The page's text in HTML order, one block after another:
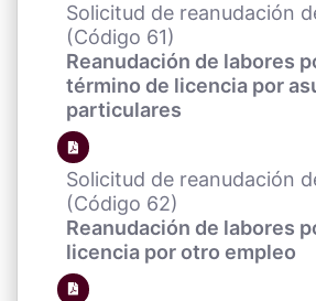
Solicitud de reanudación
(Código 61)
Reanudación de labores
término de licencia por
particulares
Solicitud de reanudación
(Código 62)
Reanudación de labores
licencia por otro empleo